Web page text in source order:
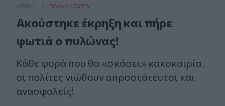
ΑΡΧΙΚΗ / ΕΊΔΑ-ΆΚΟΥΣΑ
Ακούστηκε έκρηξη και πήρε
φωτιά ο πυλώνας!
Κάθε φορά που θα «σκάσει» κακοκαιρία,
οι πολίτες νιώθουν απροστάτευτοι και
ανασφαλείς!